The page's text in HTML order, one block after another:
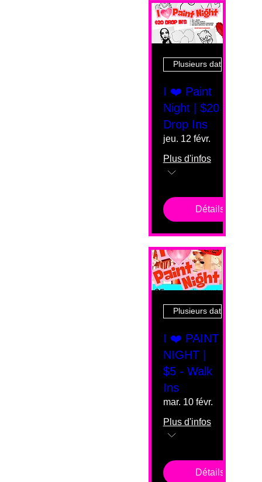
Plusieurs dates
I ❤️ Paint
Night | $20
Drop Ins
jeu. 12 févr.
Plus d'infos
Détails
Plusieurs dates
I ❤️ PAINT
NIGHT |
$5 - Walk
Ins
mar. 10 févr.
Plus d'infos
Détails